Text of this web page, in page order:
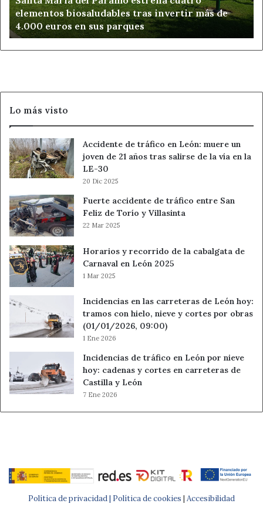
tras
invertir
más
de
parques
elementos biosaludables tras invertir más de
4.000 euros en sus parques
Lo más visto
Accidente de tráfico en León: muere un
joven de 21 años tras salirse de la vía en la
LE-30
20 Dic 2025
Fuerte accidente de tráfico entre San
Feliz de Torío y Villasinta
22 Mar 2025
Horarios y recorrido de la cabalgata de
Carnaval en León 2025
1 Mar 2025
Incidencias en las carreteras de León hoy:
tramos con hielo, nieve y cortes por obras
(01/01/2026, 09:00)
1 Ene 2026
Incidencias de tráfico en León por nieve
hoy: cadenas y cortes en carreteras de
Castilla y León
7 Ene 2026
Política de privacidad | Política de cookies | Accesibilidad